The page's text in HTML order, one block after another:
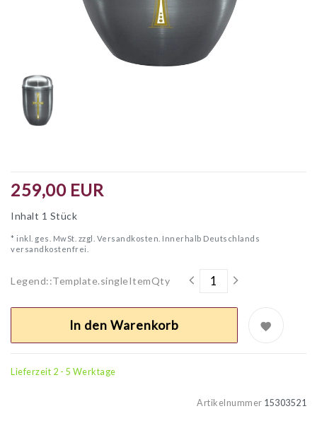
259,00 EUR
Inhalt 1 Stück
* inkl. ges. MwSt. zzgl. Versandkosten. Innerhalb Deutschlands
versandkostenfrei.
Legend::Template.singleItemQty
In den Warenkorb
Lieferzeit 2 - 5 Werktage
Artikelnummer 15303521